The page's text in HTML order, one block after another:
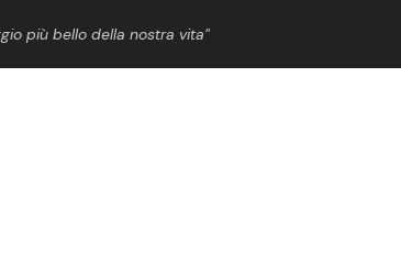
più bello della nostra vita”